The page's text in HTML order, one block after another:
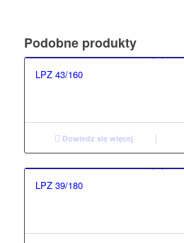
Podobne produkty
LPZ 43/160
Dowiedz się więcej
LPZ 39/180